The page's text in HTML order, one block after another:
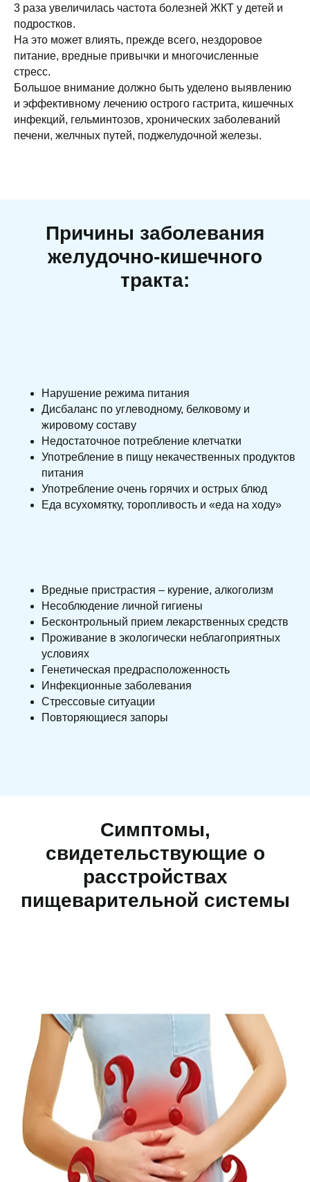
3 раза увеличилась частота болезней ЖКТ у детей и
подростков.
На это может влиять, прежде всего, нездоровое
питание, вредные привычки и многочисленные
стресс.
Большое внимание должно быть уделено выявлению
и эффективному лечению острого гастрита, кишечных
инфекций, гельминтозов, хронических заболеваний
печени, желчных путей, поджелудочной железы.
Причины заболевания
желудочно-кишечного
тракта:
Нарушение режима питания
Дисбаланс по углеводному, белковому и
жировому составу
Недостаточное потребление клетчатки
Употребление в пищу некачественных продуктов
питания
Употребление очень горячих и острых блюд
Еда всухомятку, торопливость и «еда на ходу»
Вредные пристрастия – курение, алкоголизм
Несоблюдение личной гигиены
Бесконтрольный прием лекарственных средств
Проживание в экологически неблагоприятных
условиях
Генетическая предрасположенность
Инфекционные заболевания
Стрессовые ситуации
Повторяющиеся запоры
Симптомы,
свидетельствующие о
расстройствах
пищеварительной системы